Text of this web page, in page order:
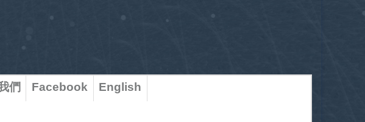
們 Facebook English